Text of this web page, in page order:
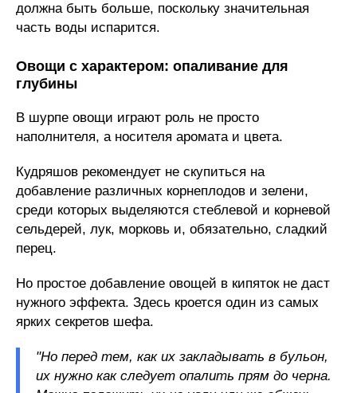
должна быть больше, поскольку значительная
часть воды испарится.
Овощи с характером: опаливание для
глубины
В шурпе овощи играют роль не просто
наполнителя, а носителя аромата и цвета.
Кудряшов рекомендует не скупиться на
добавление различных корнеплодов и зелени,
среди которых выделяются стеблевой и корневой
сельдерей, лук, морковь и, обязательно, сладкий
перец.
Но простое добавление овощей в кипяток не даст
нужного эффекта. Здесь кроется один из самых
ярких секретов шефа.
"Но перед тем, как их закладывать в бульон,
их нужно как следует опалить прям до черна.